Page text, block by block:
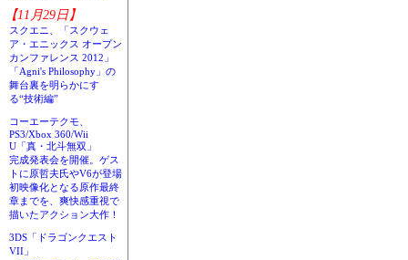
【11月29日】
スクエニ、「スクウェ
ア・エニックス オープン
カンファレンス 2012」
「Agni's Philosophy」の
舞台裏を明らかにす
る“技術編”
コーエーテクモ、
PS3/Xbox 360/Wii
U「真・北斗無双」
完成発表会を開催。ゲス
トに原哲夫氏やV6が登場
初映像化となる原作最終
章までを、爽快感重視で
描いたアクション大作！
3DS「ドラゴンクエスト
VII」